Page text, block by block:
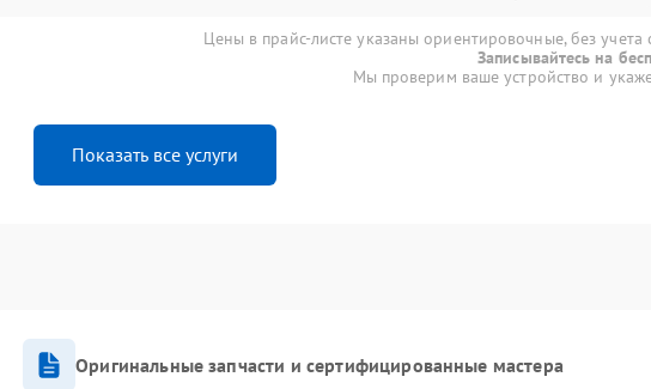
Цены в прайс-листе указаны ориентировочные, без учета
Записывайтесь на
Мы проверим ваше устройство и
Показать все услуги
Оригинальные запчасти и сертифицированные мастера